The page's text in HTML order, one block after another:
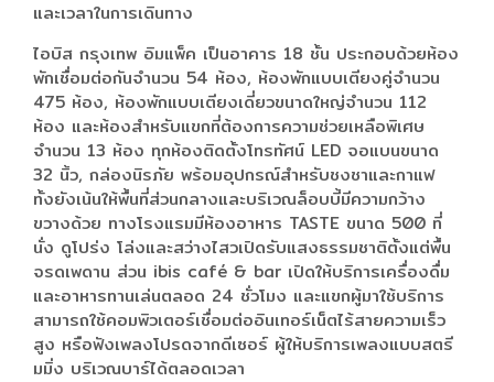
และเวลาในการเดินทาง
ไอบิส กรุงเทพ อิมแพ็ค เป็นอาคาร 18 ชั้น ประกอบด้วยห้อง
พักเชื่อมต่อกันจำนวน 54 ห้อง, ห้องพักแบบเตียงคู่จำนวน
475 ห้อง, ห้องพักแบบเตียงเดี่ยวขนาดใหญ่จำนวน 112
ห้อง และห้องสำหรับแขกที่ต้องการความช่วยเหลือพิเศษ
จำนวน 13 ห้อง ทุกห้องติดตั้งโทรทัศน์ LED จอแบนขนาด
32 นิ้ว, กล่องนิรภัย พร้อมอุปกรณ์สำหรับชงชาและกาแฟ
ทั้งยังเน้นให้พื้นที่ส่วนกลางและบริเวณล็อบบี้มีความกว้าง
ขวางด้วย ทางโรงแรมมีห้องอาหาร TASTE ขนาด 500 ที่
นั่ง ดูโปร่ง โล่งและสว่างไสวเปิดรับแสงธรรมชาติตั้งแต่พื้น
จรดเพดาน ส่วน ibis café & bar เปิดให้บริการเครื่องดื่ม
และอาหารทานเล่นตลอด 24 ชั่วโมง และแขกผู้มาใช้บริการ
สามารถใช้คอมพิวเตอร์เชื่อมต่ออินเทอร์เน็ตไร้สายความเร็ว
สูง หรือฟังเพลงโปรดจากดีเซอร์ ผู้ให้บริการเพลงแบบสตรี
มมิ่ง บริเวณบาร์ได้ตลอดเวลา